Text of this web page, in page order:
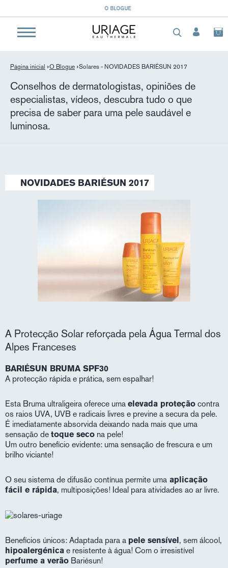
O BLOGUE
Página inicial O Blogue Solares - NOVIDADES BARIÉSUN 2017
Conselhos de dermatologistas, opiniões de
especialistas, vídeos, descubra tudo o que
precisa de saber para uma pele saudável e
luminosa.
NOVIDADES BARIÉSUN 2017
A Protecção Solar reforçada pela Água Termal dos
Alpes Franceses
BARIÉSUN BRUMA SPF30
A protecção rápida e prática, sem espalhar!
Esta Bruma ultraligeira oferece uma elevada proteção contra
os raios UVA, UVB e radicais livres e previne a secura da pele.
É imediatamente absorvida deixando nada mais que uma
sensação de toque seco na pele!
Um outro benefício evidente: uma sensação de frescura e um
brilho viciante!
O seu sistema de difusão contínua permite uma aplicação
fácil e rápida, multiposições! Ideal para atividades ao ar livre.
Benefícios únicos: Adaptada para a pele sensível , sem álcool,
hipoalergénica e resistente à água! Com o irresistível
perfume a verão Bariésun!